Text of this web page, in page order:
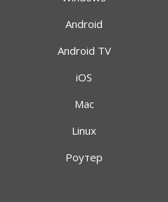
Воспользуйтесь специальным
ALTVPN, и сэкомьте на
Android
Android TV
iOS
Mac
Linux
Роутер